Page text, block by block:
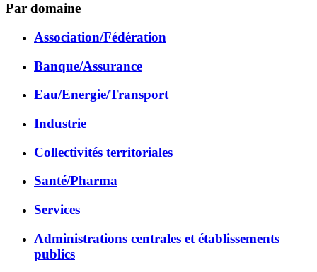
Par domaine
Association/Fédération
Banque/Assurance
Eau/Energie/Transport
Industrie
Collectivités territoriales
Santé/Pharma
Services
Administrations centrales et établissements
publics